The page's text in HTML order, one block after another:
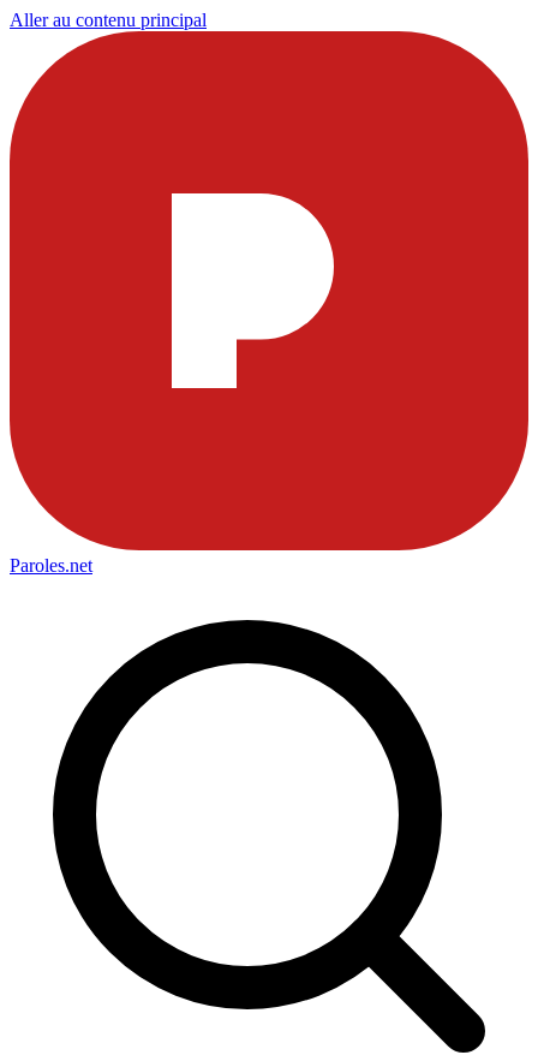
Aller au contenu principal
Paroles.net